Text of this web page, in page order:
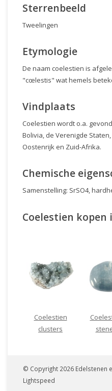
Sterrenbeeld
Tweelingen
Etymologie
De naam coelestien is
"cœlestis" wat hemels
Vindplaats
Coelestien wordt o.a.
Bolivia, de Verenigde
Oostenrijk en Zuid-Afrika.
Chemische
Samenstelling: SrSO4,
Coelestien kopen
Coelestien
clusters
© Copyright 2026 Edelstenen
Lightspeed